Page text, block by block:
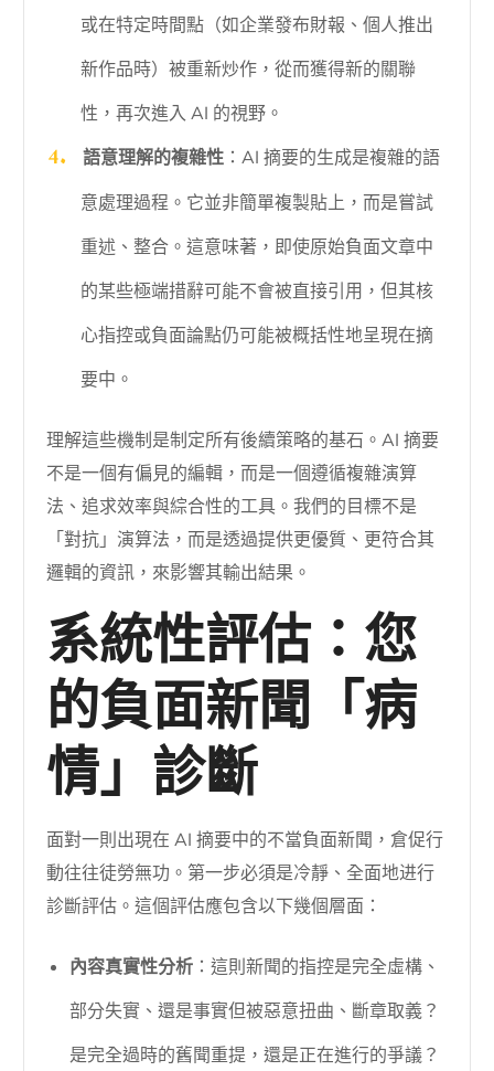
或在特定時間點（如企業發布財報、個人推出
新作品時）被重新炒作，從而獲得新的關聯
性，再次進入 AI 的視野。
語意理解的複雜性：AI 摘要的生成是複雜的語
意處理過程。它並非簡單複製貼上，而是嘗試
重述、整合。這意味著，即使原始負面文章中
的某些極端措辭可能不會被直接引用，但其核
心指控或負面論點仍可能被概括性地呈現在摘
要中。
理解這些機制是制定所有後續策略的基石。AI 摘要
不是一個有偏見的編輯，而是一個遵循複雜演算
法、追求效率與綜合性的工具。我們的目標不是
「對抗」演算法，而是透過提供更優質、更符合其
邏輯的資訊，來影響其輸出結果。
系統性評估：您
的負面新聞「病
情」診斷
面對一則出現在 AI 摘要中的不當負面新聞，倉促行
動往往徒勞無功。第一步必須是冷靜、全面地进行
診斷評估。這個評估應包含以下幾個層面：
內容真實性分析 ：這則新聞的指控是完全虛構、
部分失實、還是事實但被惡意扭曲、斷章取義？
是完全過時的舊聞重提，還是正在進行的爭議？